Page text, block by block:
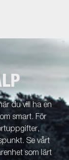
du vill ha en
smart. För
Se vårt
som lärt